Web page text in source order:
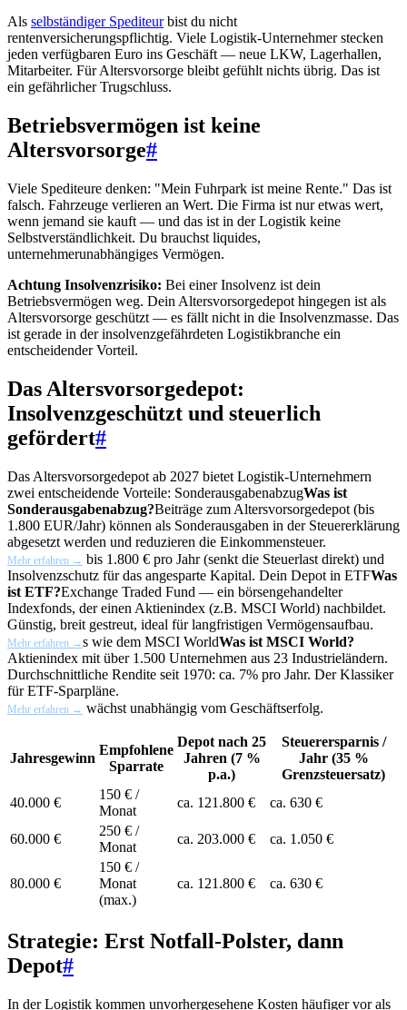
Als selbständiger Spediteurbist du nicht
rentenversicherungspflichtig. Viele Logistik-Unternehmer stecken
jeden verfügbaren Euro ins Geschäft — neue LKW, Lagerhallen,
Mitarbeiter. Für Altersvorsorge bleibt gefühlt nichts übrig. Das ist
ein gefährlicher Trugschluss.
Betriebsvermögen ist keine
Altersvorsorge#
Viele Spediteure denken: "Mein Fuhrpark ist meine Rente." Das ist
falsch. Fahrzeuge verlieren an Wert. Die Firma ist nur etwas wert,
wenn jemand sie kauft — und das ist in der Logistik keine
Selbstverständlichkeit. Du brauchst liquides,
unternehmerunabhängiges Vermögen.
Achtung Insolvenzrisiko: Bei einer Insolvenz ist dein
Betriebsvermögen weg. Dein Altersvorsorgedepot hingegen ist als
Altersvorsorge geschützt — es fällt nicht in die Insolvenzmasse. Das
ist gerade in der insolvenzgefährdeten Logistikbranche ein
entscheidender Vorteil.
Das Altersvorsorgedepot:
Insolvenzgeschützt und steuerlich
gefördert#
Das Altersvorsorgedepot ab 2027 bietet Logistik-Unternehmern
zwei entscheidende Vorteile: SonderausgabenabzugWas ist
Sonderausgabenabzug?Beiträge zum Altersvorsorgedepot (bis
1.800 EUR/Jahr) können als Sonderausgaben in der Steuererklärung
abgesetzt werden und reduzieren die Einkommensteuer.
Mehr erfahren → bis 1.800 € pro Jahr (senkt die Steuerlast direkt) und
Insolvenzschutz für das angesparte Kapital. Dein Depot in ETFWas
ist ETF?Exchange Traded Fund — ein börsengehandelter
Indexfonds, der einen Aktienindex (z.B. MSCI World) nachbildet.
Günstig, breit gestreut, ideal für langfristigen Vermögensaufbau.
Mehr erfahren →s wie dem MSCI WorldWas ist MSCI World?
Aktienindex mit über 1.500 Unternehmen aus 23 Industrieländern.
Durchschnittliche Rendite seit 1970: ca. 7% pro Jahr. Der Klassiker
für ETF-Sparpläne.
Mehr erfahren → wächst unabhängig vom Geschäftserfolg.
Jahresgewinn
Empfohlene
Sparrate
Depot nach 25
Jahren (7 %
p.a.)
Steuerersparnis /
Jahr (35 %
Grenzsteuersatz)
40.000 €
150 € /
Monat
ca. 121.800 € ca. 630 €
60.000 €
250 € /
Monat
ca. 203.000 € ca. 1.050 €
80.000 €
150 € /
Monat
(max.)
ca. 121.800 € ca. 630 €
Strategie: Erst Notfall-Polster, dann
Depot#
In der Logistik kommen unvorhergesehene Kosten häufiger vor als